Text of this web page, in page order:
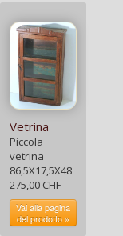
Vetrina
Piccola
vetrina
86,5X17,5X48
275,00 CHF
Vai alla pagina
del prodotto »